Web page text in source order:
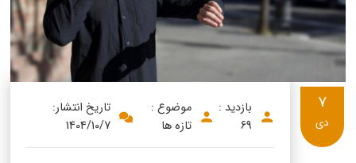
بازدید :
69
موضوع :
تازه ها
تاریخ انتشار:
1404/10/7
7
دی